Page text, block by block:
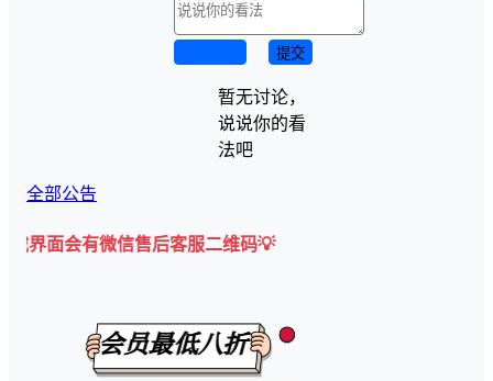
提交
暂无讨论，
说说你的看
法吧
全部公告
微信售后客服二维码💡